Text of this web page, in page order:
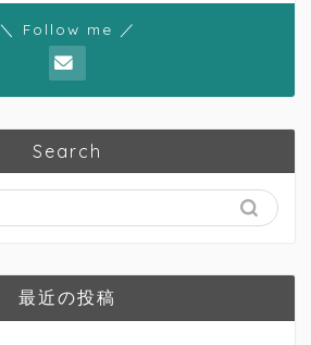
＼ Follow me ／
Search
最近の投稿